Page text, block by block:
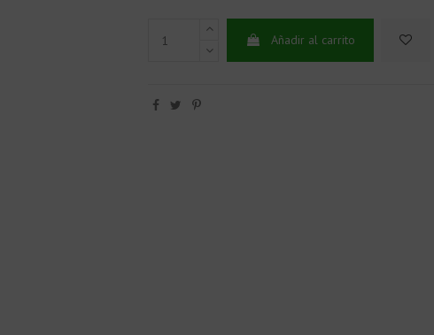
Añadir al carrito